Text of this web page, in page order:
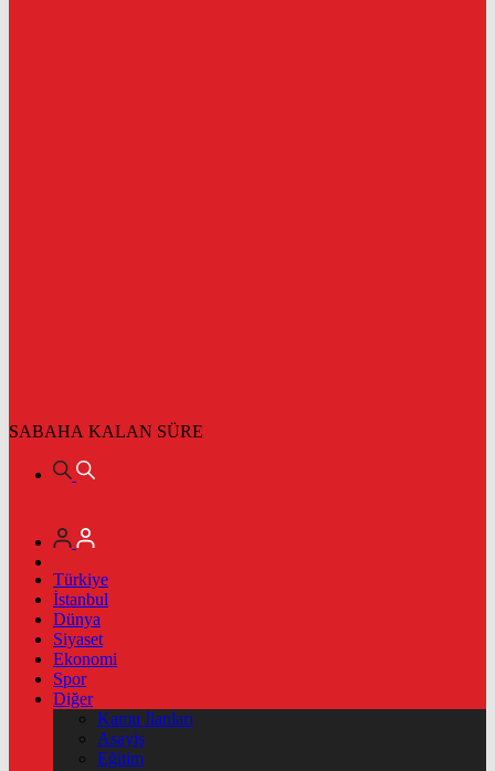
SABAHA KALAN SÜRE
Türkiye
İstanbul
Dünya
Siyaset
Ekonomi
Spor
Diğer
Kamu İlanları
Asayiş
Eğitim